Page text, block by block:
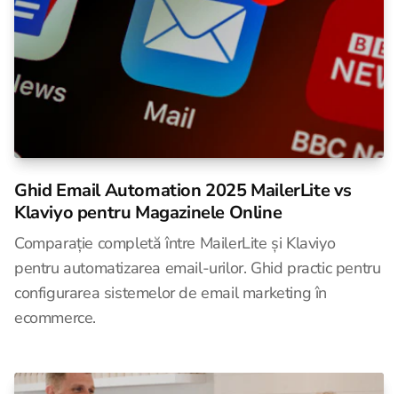
Ghid Email Automation 2025 MailerLite vs
Klaviyo pentru Magazinele Online
Comparație completă între MailerLite și Klaviyo
pentru automatizarea email-urilor. Ghid practic pentru
configurarea sistemelor de email marketing în
ecommerce.